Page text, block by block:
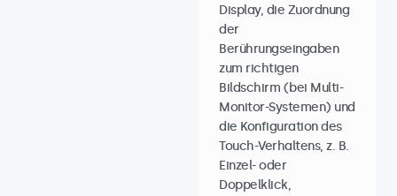
Display, die Zuordnung
der
Berührungseingaben
zum richtigen
Bildschirm (bei Multi-
Monitor-Systemen) und
die Konfiguration des
Touch-Verhaltens, z. B.
Einzel- oder
Doppelklick,